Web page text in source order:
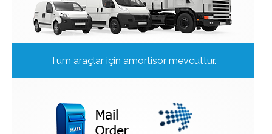
Tüm araçlar için amortisör mevcuttur.